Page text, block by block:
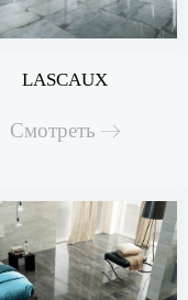
LASCAUX
Смотреть